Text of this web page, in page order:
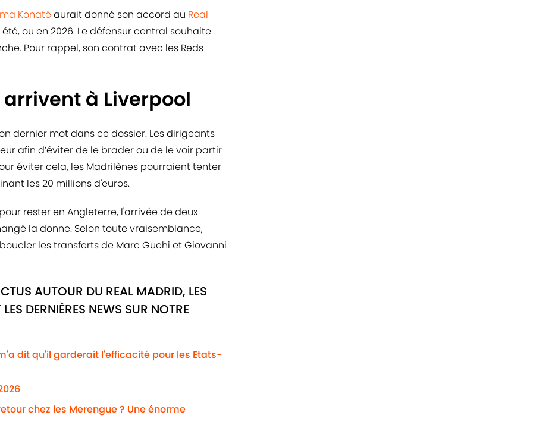
Konatéaurait donné son accord au Real
ou en 2026. Le défensur central souhaite
Pour rappel, son contrat avec les Reds
à Liverpool
dernier mot dans ce dossier. Les dirigeants
afin d’éviter de le brader ou de le voir partir
éviter cela, les Madrilènes pourraient tenter
les 20 millions d'euros.
rester en Angleterre, l'arrivée de deux
la donne. Selon toute vraisemblance,
les transferts de Marc Guehi et Giovanni
AUTOUR DU REAL MADRID, LES
DERNIÈRES NEWS SUR NOTRE
dit qu'il garderait l'efficacité pour les Etats-
chez les Merengue ? Une énorme